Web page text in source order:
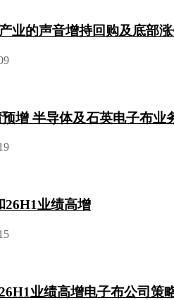
业的声音增持回购及底部
增 半导体及石英电子布业
26H1业绩高增
业绩高增电子布公司策